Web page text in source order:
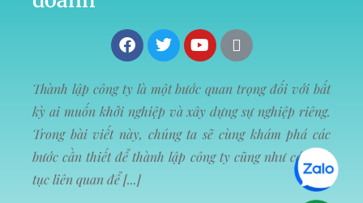
THÀNH
DOANH
NGHIỆP
Thành lập công ty là một bước quan trọng đối với bất
kỳ ai muốn khởi nghiệp và xây dựng sự nghiệp riêng.
Trong bài viết này, chúng ta sẽ cùng khám phá các
bước cần thiết để thành lập công ty cũng như các thủ
tục liên quan để [...]